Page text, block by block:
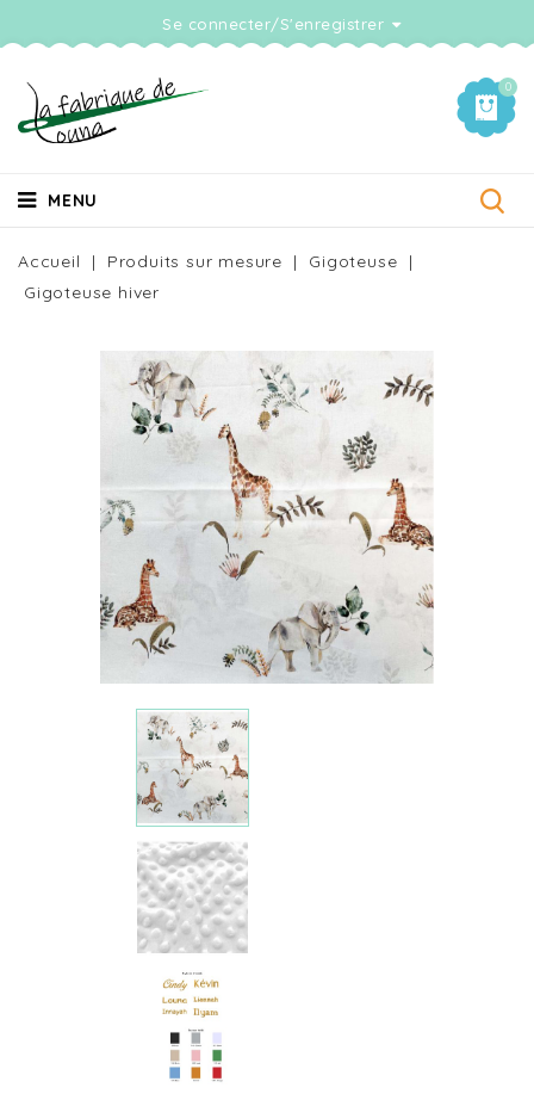
Se connecter/S'enregistrer
0
MENU
Accueil Produits sur mesure
Gigoteuse
Gigoteuse hiver